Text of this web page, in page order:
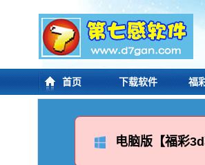
首页 下载软件 福
电脑版【福彩3d